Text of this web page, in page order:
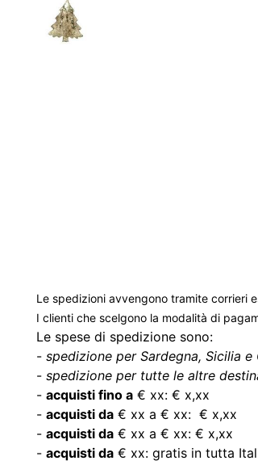
Le spedizioni avvengono tramite corrieri
I clienti che scelgono la modalità di
Le spese di spedizione sono:
- spedizione per Sardegna, Sicilia
- spedizione per tutte le altre
- acquisti fino a € xx: € x,xx
- acquisti da € xx a € xx: € x,xx
- acquisti da € xx a € xx: € x,xx
- acquisti da € xx: gratis in tutta